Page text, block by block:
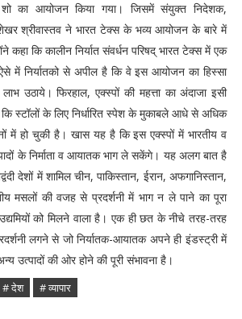
शो का आयोजन किया गया। जिसमें संयुक्त निदेशक,
श्रीवास्तव ने भारत टेक्स के भव्य आयोजन के बारे में
कहा कि कालीन निर्यात संवर्धन परिषद् भारत टेक्स में एक
ऐसे में निर्यातको से अपील है कि वे इस आयोजन का हिस्सा
उठाये। फिरहाल, एक्स्पों की महत्ता का अंदाजा इसी
स्टॉलों के लिए निर्धारित स्पेश के मुकाबले आधे से अधिक
में हो चुकी है। खास यह है कि इस एक्स्पों में भारतीय व
के निर्माता व आयातक भाग ले सकेंगे। यह अलग बात है
देशों में शामिल चीन, पाकिस्तान, ईरान, अफगानिस्तान,
मसलों की वजह से प्रदर्शनी में भाग न ले पाने का पूरा
को मिलने वाला है। एक ही छत के नीचे तरह-तरह
लगने से जो निर्यातक-आयातक अपने ही इंडस्ट्री में
उत्पादों की ओर होने की पूरी संभावना है।
# देश # व्यापार